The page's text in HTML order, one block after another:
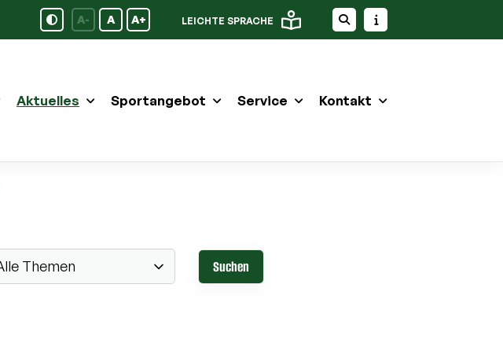
A- A A+ LEICHTE SPRACHE
Aktuelles Sportangebot Service Kontakt